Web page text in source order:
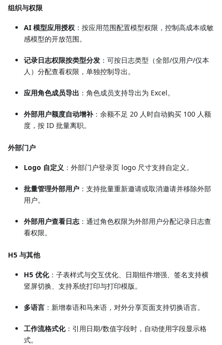
组织与权限
AI 模型应用授权 ：按应用范围配置模型权限，控制高成本或敏
感模型的开放范围。
记录日志权限按类型分发 ：可按日志类型（全部/仅用户/仅本
人）分配查看权限，单独控制导出。
应用角色成员导出 ：角色成员支持导出为 Excel。
外部用户额度自动增补：余额不足 20 人时自动购买 100 人额
度，按 ID 批量离职。
外部门户
Logo 自定义 ：外部门户登录页 logo 尺寸支持自定义。
批量管理外部用户 ：支持批量重新邀请或取消邀请并移除外部
用户。
外部用户查看日志：通过角色权限为外部用户分配记录日志查
看权限。
H5 与其他
H5 优化：子表样式与交互优化、日期组件增强、签名支持横
竖屏切换、支持系统打印与打印模版。
多语言 ：新增泰语和马来语，对外分享页面支持切换语言。
工作流格式化：引用日期/数值字段时，自动使用字段显示格
式。